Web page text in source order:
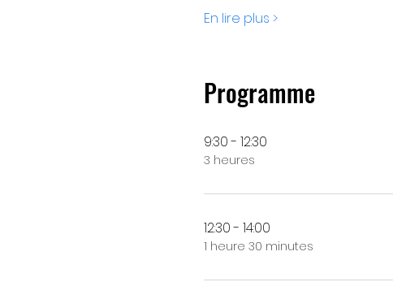
En lire plus >
Programme
9:30 - 12:30
3 heures
12:30 - 14:00
1 heure 30 minutes